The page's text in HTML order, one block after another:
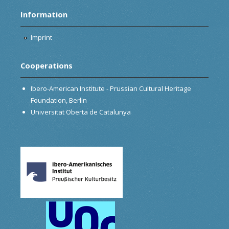
Information
Imprint
Cooperations
Ibero-American Institute - Prussian Cultural Heritage
Foundation, Berlin
Universitat Oberta de Catalunya